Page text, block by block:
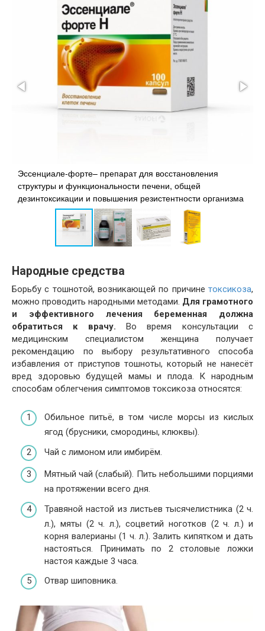
Эссенциале-форте– препарат для восстановления
структуры и функциональности печени, общей
дезинтоксикации и повышения резистентности организма
Народные средства
Борьбу с тошнотой, возникающей по причине токсикоза,
можно проводить народными методами. Для грамотного
и эффективного лечения беременная должна
обратиться к врачу. Во время консультации с
медицинским специалистом женщина получает
рекомендацию по выбору результативного способа
избавления от приступов тошноты, который не нанесёт
вред здоровью будущей мамы и плода. К народным
способам облегчения симптомов токсикоза относятся:
Обильное питьё, в том числе морсы из кислых
ягод (брусники, смородины, клюквы).
Чай с лимоном или имбирём.
Мятный чай (слабый). Пить небольшими порциями
на протяжении всего дня.
Травяной настой из листьев тысячелистника (2 ч.
л.), мяты (2 ч. л.), соцветий ноготков (2 ч. л.) и
корня валерианы (1 ч. л.). Залить кипятком и дать
настояться. Принимать по 2 столовые ложки
настоя каждые 3 часа.
Отвар шиповника.